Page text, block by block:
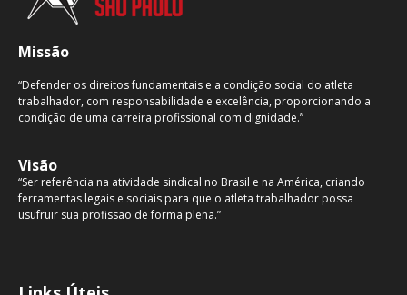
Missão
“Defender os direitos fundamentais e a condição social do atleta
trabalhador, com responsabilidade e excelência, proporcionando a
condição de uma carreira profissional com dignidade.”
Visão
“Ser referência na atividade sindical no Brasil e na América, criando
ferramentas legais e sociais para que o atleta trabalhador possa
usufruir sua profissão de forma plena.”